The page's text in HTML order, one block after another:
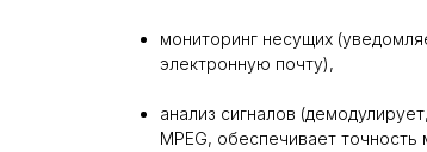
мониторинг несущих
электронную почту),
анализ сигналов
MPEG, обеспечивает